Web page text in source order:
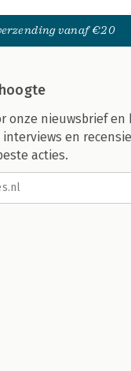
vanaf €20
onze nieuwsbrief
en
acties.